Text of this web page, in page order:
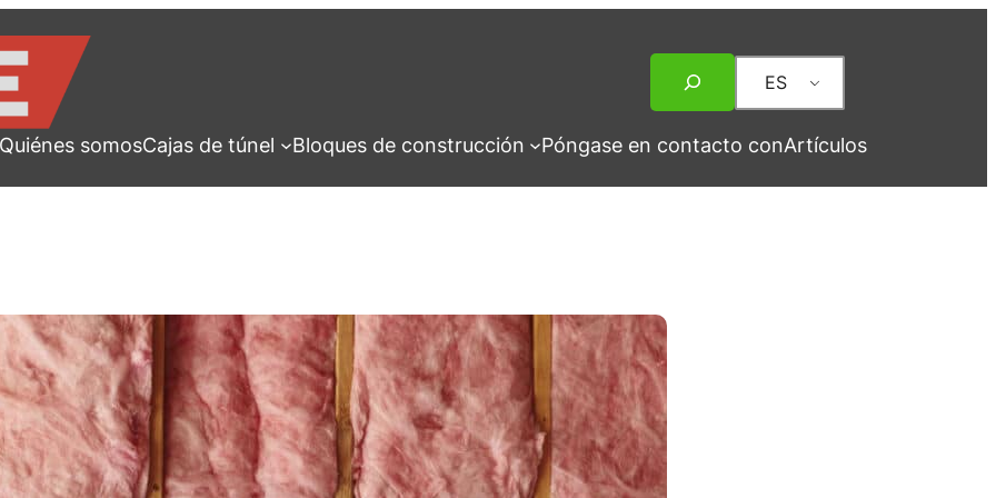
ES
Quiénes somosCajas de túnel Bloques de construcción Póngase en contacto conArtículos